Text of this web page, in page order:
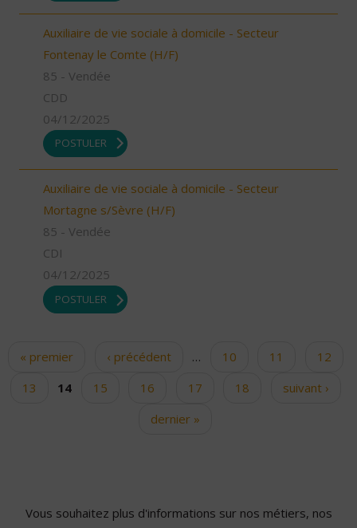
Auxiliaire de vie sociale à domicile - Secteur
Fontenay le Comte (H/F)
85 - Vendée
CDD
04/12/2025
POSTULER
Auxiliaire de vie sociale à domicile - Secteur
Mortagne s/Sèvre (H/F)
85 - Vendée
CDI
04/12/2025
POSTULER
Pages
« premier ‹ précédent … 10 11
12
13
14 15 16 17 18
suivant ›
dernier »
Vous souhaitez plus d'informations sur nos métiers, nos